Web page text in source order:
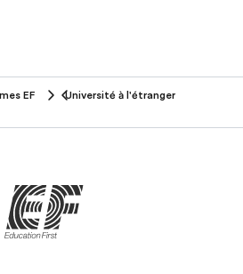
EF
Université à l'étranger